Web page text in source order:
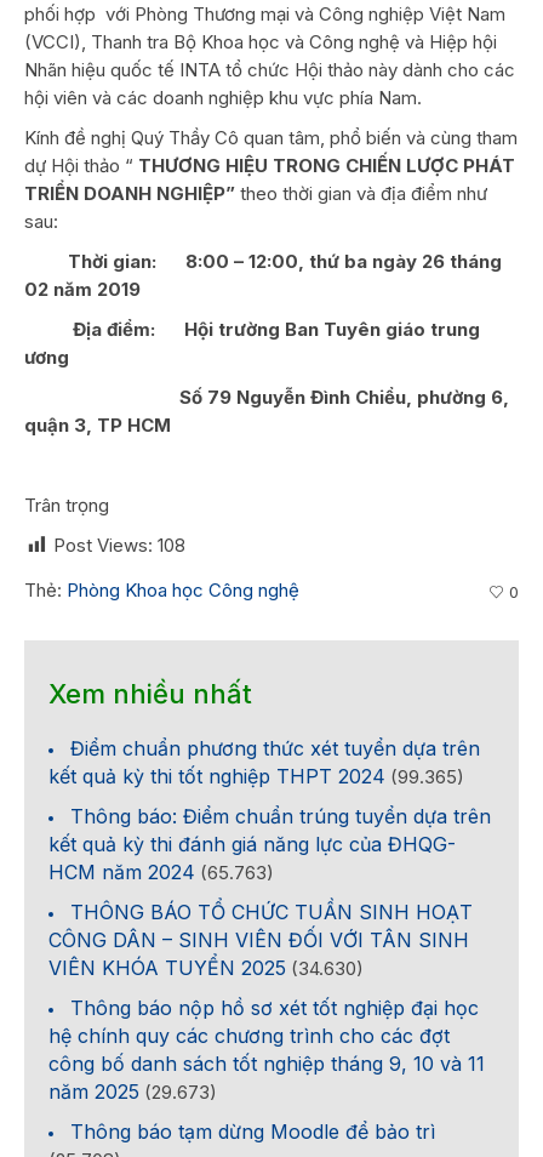
phối hợp với Phòng Thương mại và Công nghiệp Việt Nam
(VCCI), Thanh tra Bộ Khoa học và Công nghệ và Hiệp hội
Nhãn hiệu quốc tế INTA tổ chức Hội thảo này dành cho các
hội viên và các doanh nghiệp khu vực phía Nam.
Kính đề nghị Quý Thầy Cô quan tâm, phổ biến và cùng tham
dự Hội thảo “ THƯƠNG HIỆU TRONG CHIẾN LƯỢC PHÁT
TRIỂN DOANH NGHIỆP” theo thời gian và địa điểm như
sau:
Thời gian:
8:00 – 12:00, thứ ba ngày 26 tháng
02 năm 2019
Địa điểm:
Hội trường Ban Tuyên giáo trung
ương
Số 79 Nguyễn Đình Chiểu, phường 6,
quận 3, TP HCM
Trân trọng
Post Views: 108
Thẻ: Phòng Khoa học Công nghệ 0
Xem nhiều nhất
Điểm chuẩn phương thức xét tuyển dựa trên
kết quả kỳ thi tốt nghiệp THPT 2024 (99.365)
Thông báo: Điểm chuẩn trúng tuyển dựa trên
kết quả kỳ thi đánh giá năng lực của ĐHQG-
HCM năm 2024 (65.763)
THÔNG BÁO TỔ CHỨC TUẦN SINH HOẠT
CÔNG DÂN – SINH VIÊN ĐỐI VỚI TÂN SINH
VIÊN KHÓA TUYỂN 2025 (34.630)
Thông báo nộp hồ sơ xét tốt nghiệp đại học
hệ chính quy các chương trình cho các đợt
công bố danh sách tốt nghiệp tháng 9, 10 và 11
năm 2025 (29.673)
Thông báo tạm dừng Moodle để bảo trì